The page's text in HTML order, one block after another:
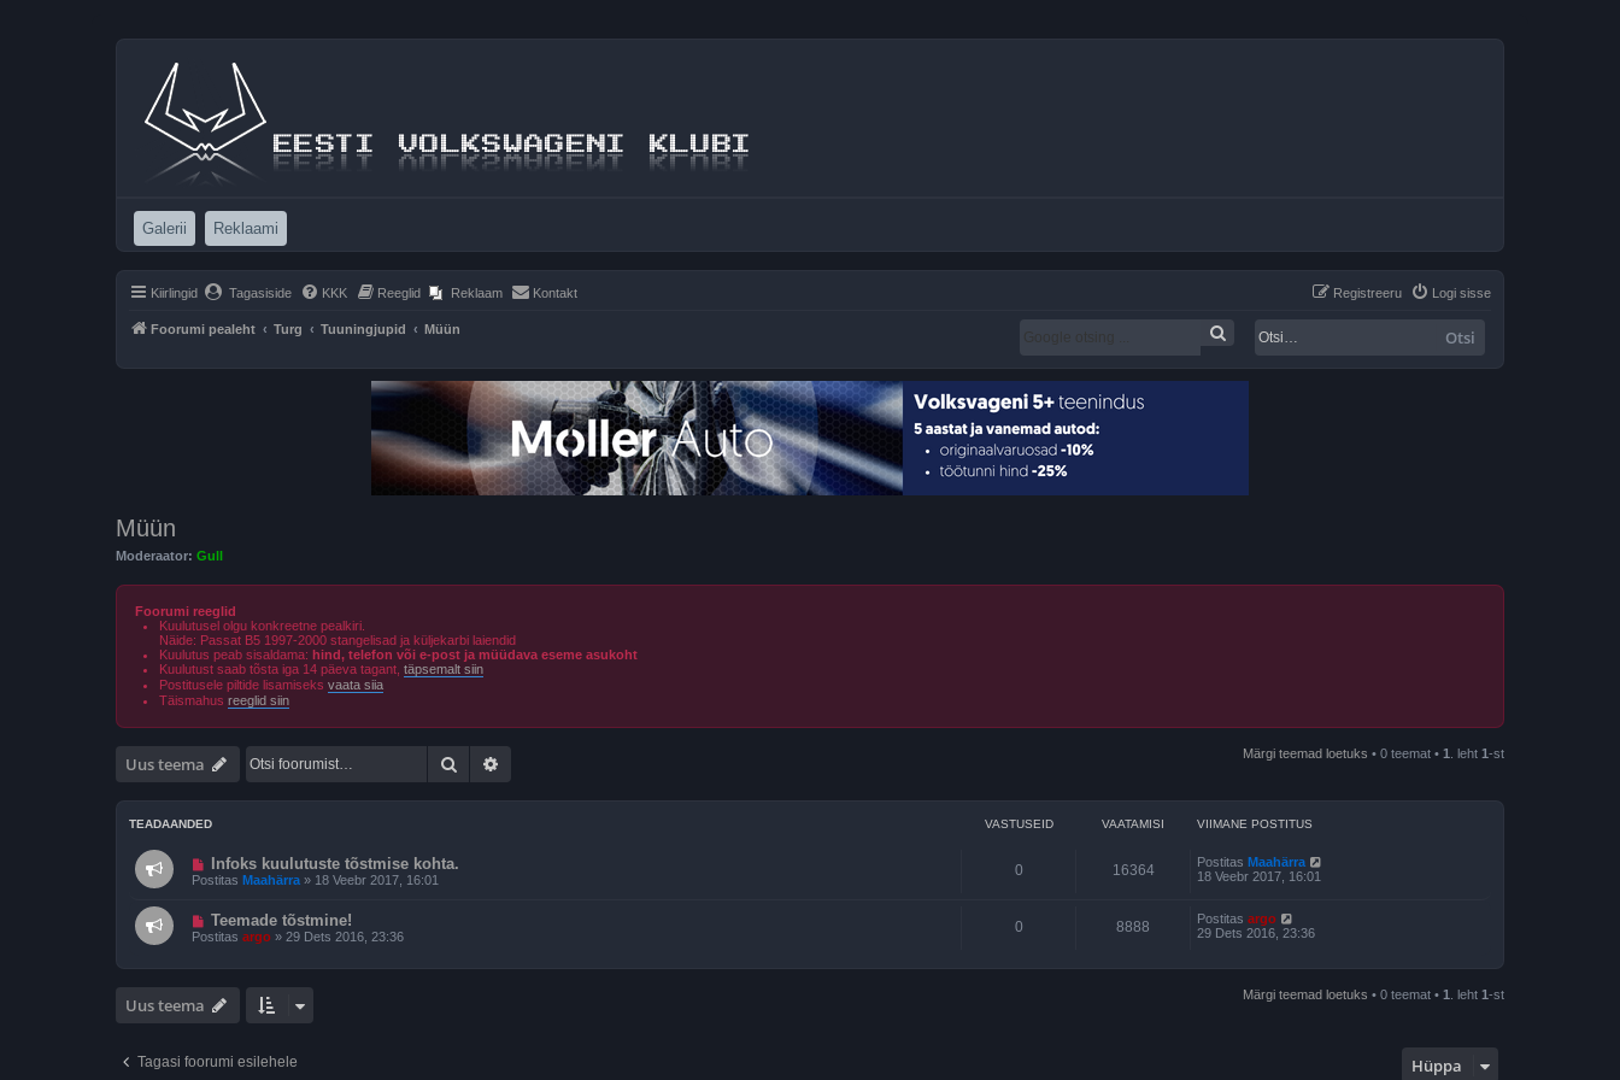
Galerii (Opens a new tab)
Reklaami
Kiirlingid Tagasiside KKK Reeglid Reklaam Kontakt Logi sisse
Registreeru
Foorumi pealeht Turg Tuuningjupid Müün Otsi
Müün
Moderaator: Gull
Foorumi reeglid
Kuulutusel olgu konkreetne pealkiri.
Näide: Passat B5 1997-2000 stangelisad ja küljekarbi laiendid
Kuulutus peab sisaldama: hind, telefon või e-post ja müüdava eseme asukoht
Kuulutust saab tõsta iga 14 päeva tagant, täpsemalt siin
Postitusele piltide lisamiseks vaata siia
Täismahus reeglid siin
Uus teema Otsi Märgi teemad loetuks • 0 teemat • 1 . leht 1-st
TEADAANDED VASTUSEID VAATAMISI VIIMANE POSTITUS
Infoks kuulutuste tõstmise kohta.
Postitas Maahärra » 18 Veebr 2017, 16:01
0 16364 Postitas Maahärra
18 Veebr 2017, 16:01
Teemade tõstmine!
Postitas argo » 29 Dets 2016, 23:36
0 8888 Postitas argo
29 Dets 2016, 23:36
Uus teema Märgi teemad loetuks • 0 teemat • 1 . leht 1-st
Tagasi foorumi esilehele Hüppa